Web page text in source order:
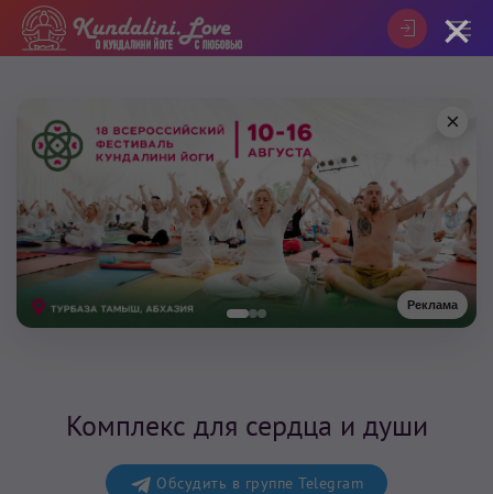
Реклама
×
Комплекс для сердца и души
Обсудить в группе Telegram
×